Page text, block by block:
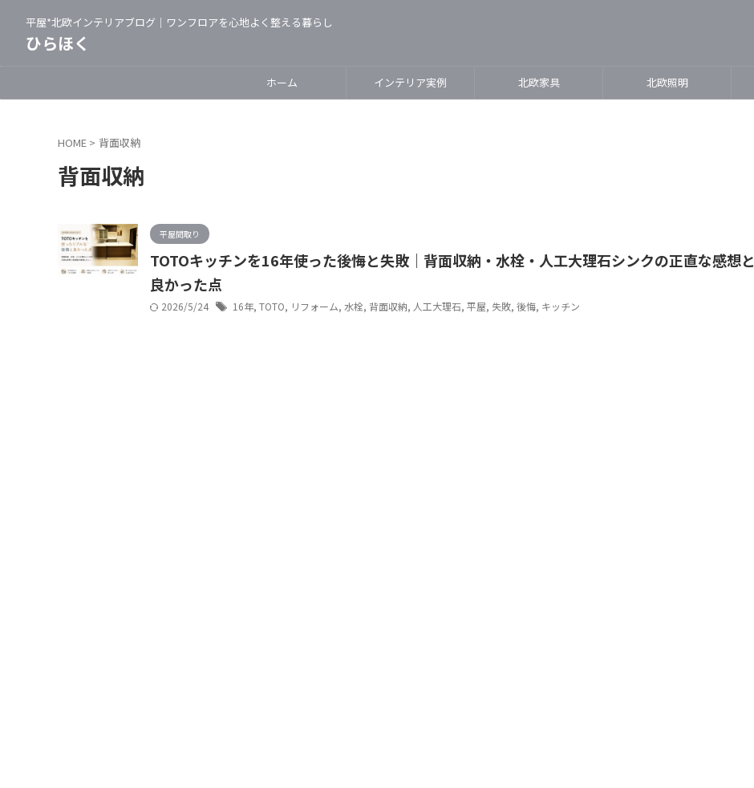
平屋*北欧インテリアブログ｜ワンフロアを心地よく整える暮らし
ひらほく
ホーム インテリア実例 北欧家具 北欧照明
HOME > 背面収納
背面収納
平屋間取り
TOTOキッチンを16年使った後悔と失敗｜背面収納・水栓・人工大理石シンクの正直な感想と
良かった点
2026/5/24 16年, TOTO, リフォーム, 水栓, 背面収納, 人工大理石, 平屋, 失敗, 後悔, キッチン